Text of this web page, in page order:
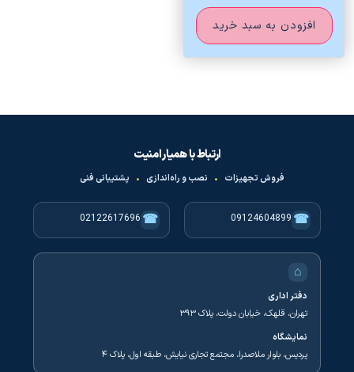
افزودن به سبد خرید
ارتباط با همیار امنیت
فروش تجهیزات • نصب و راه‌اندازی • پشتیبانی فنی
☎
09124604899
☎
02122617696
⌂
دفتر اداری
تهران، قلهک، خیابان دولت، پلاک ۳۹۳
نمایشگاه
پردیس، بلوار ملاصدرا، مجتمع تجاری نیایش، طبقه اول، پلاک ۴